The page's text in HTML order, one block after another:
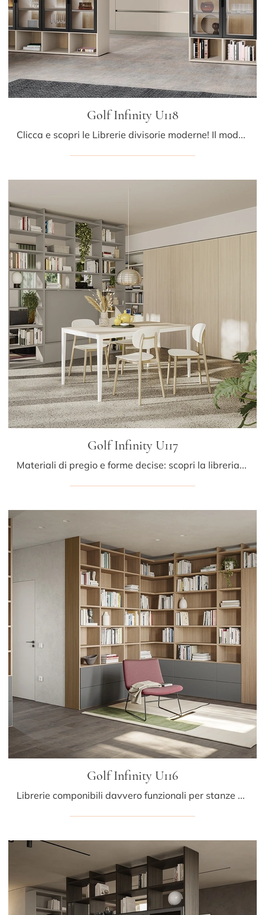
Golf Infinity U118
Clicca e scopri le Librerie divisorie moderne! Il modello Golf Infinity U118 Colombini Casa saprà ultimare un soggiorno dinamico e operativo.
Golf Infinity U117
Materiali di pregio e forme decise: scopri la libreria Golf Infinity U117 di Colombini Casa tra le più belle Librerie moderne divisorie.
Golf Infinity U116
Librerie componibili davvero funzionali per stanze moderne: scopri di più sul modello Golf Infinity U116 dell'azienda Colombini Casa!